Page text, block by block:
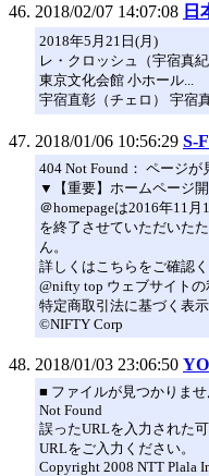
2018/02/07 14:07:08 日
2018年5月21日(月)
レ・クロッシュ（宇宿真
東京文化会館 小ホール...
宇宿直彰（チェロ） 宇宿
2018/01/06 10:56:29 S-
404 Not Found： ページが
▼【重要】ホームページ
＠homepageは2016年11
を終了させていただいた
ん。
詳しくはこちらをご確認く
@nifty top ウェブサイト
特定商取引法に基づく表示
©NIFTY Corp
2018/01/03 23:06:50
■ ファイルが見つかりませ
Not Found
誤ったURLを入力された
URLをご入力ください。
Copyright 2008 NTT Plala